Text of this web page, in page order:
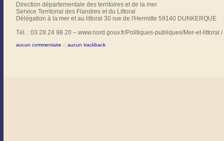
Direction départementale des territoires et de la mer
Service Territorial des Flandres et du Littoral
Délégation à la mer et au littoral 30 rue de l'Hermitte 59140 DUNKERQUE
Tél. : 03 28 24 98 20 – www.nord.gouv.fr/Politiques-publiques/Mer-et-littoral
aucun commentaire :: aucun trackback